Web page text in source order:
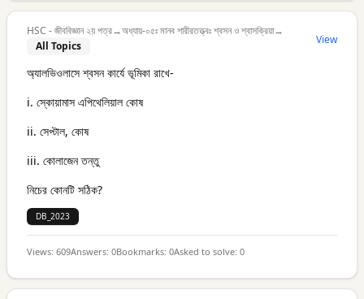
HSC - জীববিজ্ঞান ২য় পত্র→অধ্যায়-০৫ঃ মানব শারীরতত্ত্বঃ শ্বসন ও শ্বাসক্রিয়া→
All Topics
View
অ্যালভিওলাসে শ্বসন কার্যে ভূমিকা রাখে-
i. স্কোয়ামাস এপিথেলিয়াল কোষ
ii. সেপ্টাল, কোষ
iii. কোলাজেন তন্তু
নিচের কোনটি সঠিক?
DB_2023
Views: 609Answers: 0Bookmarks: 0Asked to solve: 0